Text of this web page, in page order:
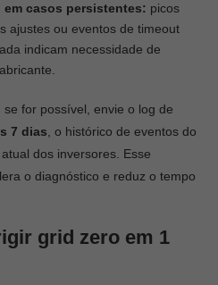
casos persistentes: picos
ajustes ou eventos de timeout
indicam necessidade de
for possível, envie o log de
7 dias , o histórico de eventos do
dos inversores. Esse
o diagnóstico e reduz o tempo
grid zero em 1